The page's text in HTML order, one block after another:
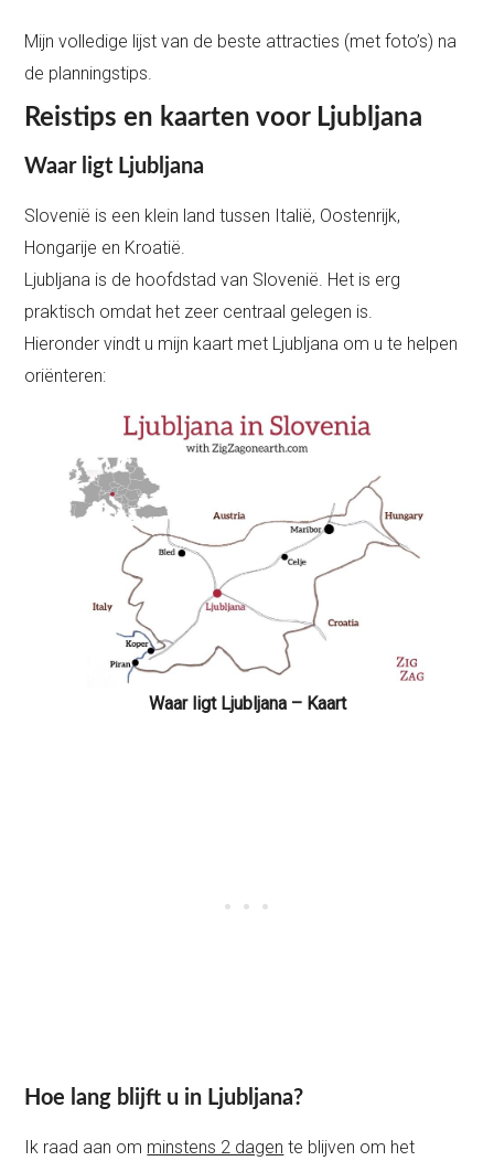
Mijn volledige lijst van de beste attracties (met foto’s) na
de planningstips.
Reistips en kaarten voor Ljubljana
Waar ligt Ljubljana
Slovenië is een klein land tussen Italië, Oostenrijk,
Hongarije en Kroatië.
Ljubljana is de hoofdstad van Slovenië. Het is erg
praktisch omdat het zeer centraal gelegen is.
Hieronder vindt u mijn kaart met Ljubljana om u te helpen
oriënteren:
Waar ligt Ljubljana – Kaart
Hoe lang blijft u in Ljubljana?
Ik raad aan om minstens 2 dagen te blijven om het